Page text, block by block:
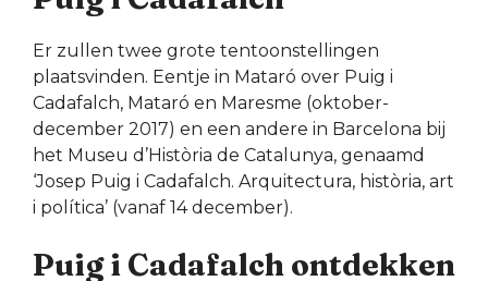
Er zullen twee grote tentoonstellingen
plaatsvinden. Eentje in Mataró over Puig i
Cadafalch, Mataró en Maresme (oktober-
december 2017) en een andere in Barcelona bij
het Museu d’Història de Catalunya, genaamd
‘Josep Puig i Cadafalch. Arquitectura, història, art
i política’ (vanaf 14 december).
Puig i Cadafalch ontdekken